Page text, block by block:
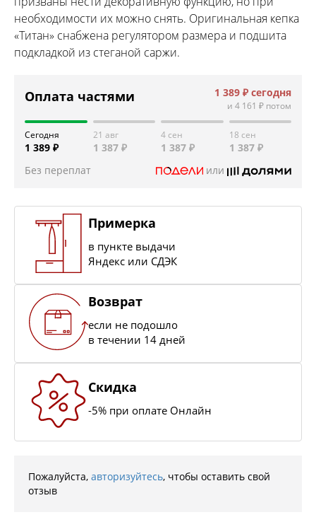
необходимости их можно снять. Оригинальная кепка
«Титан» снабжена регулятором размера и подшита
подкладкой из стеганой саржи.
Оплата частями 1 389 ₽ сегодня
и 4 161 ₽ потом
Сегодня
1 389 ₽
21 авг
1 387 ₽
4 сен
1 387 ₽
18 сен
1 387 ₽
Без переплат
или
Примерка
в пункте выдачи
Яндекс или СДЭК
Возврат
если не подошло
в течении 14 дней
Скидка
-5% при оплате Онлайн
Пожалуйста, авторизуйтесь, чтобы оставить свой
отзыв